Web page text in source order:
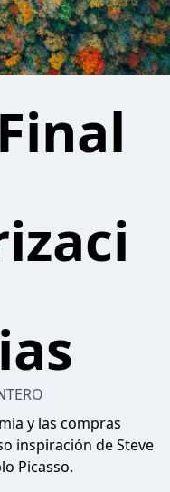
y las compras
inspiración de Steve
Picasso.